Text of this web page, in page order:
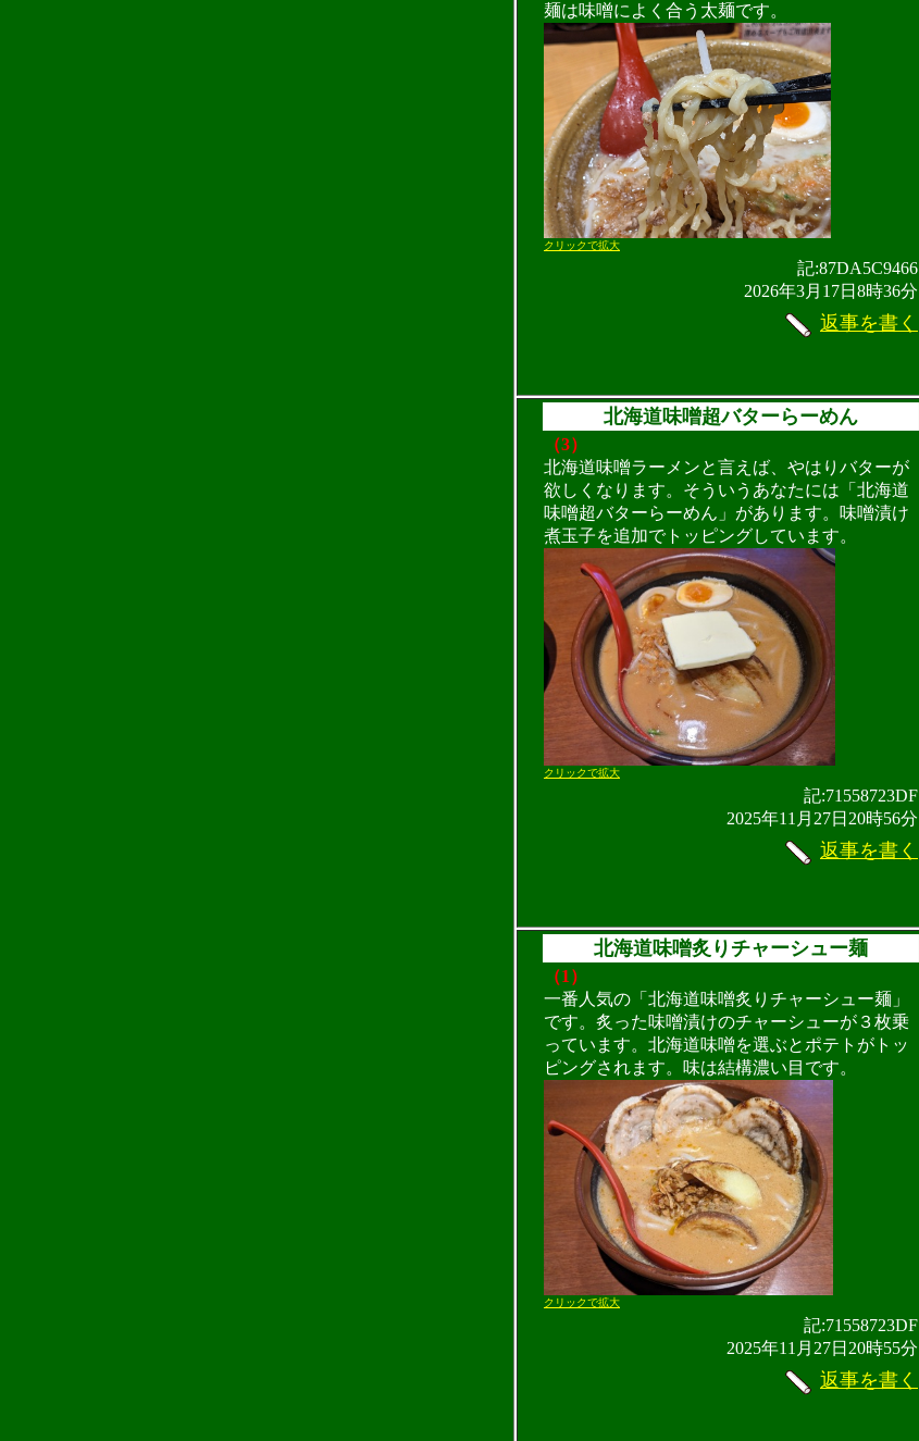
麺は味噌によく合う太麺です。
クリックで拡大
記:87DA5C9466
2026年3月17日8時36分
返事を書く
北海道味噌超バターらーめん
（3）
北海道味噌ラーメンと言えば、やはりバターが
欲しくなります。そういうあなたには「北海道
味噌超バターらーめん」があります。味噌漬け
煮玉子を追加でトッピングしています。
クリックで拡大
記:71558723DF
2025年11月27日20時56分
返事を書く
北海道味噌炙りチャーシュー麺
（1）
一番人気の「北海道味噌炙りチャーシュー麺」
です。炙った味噌漬けのチャーシューが３枚乗
っています。北海道味噌を選ぶとポテトがトッ
ピングされます。味は結構濃い目です。
クリックで拡大
記:71558723DF
2025年11月27日20時55分
返事を書く